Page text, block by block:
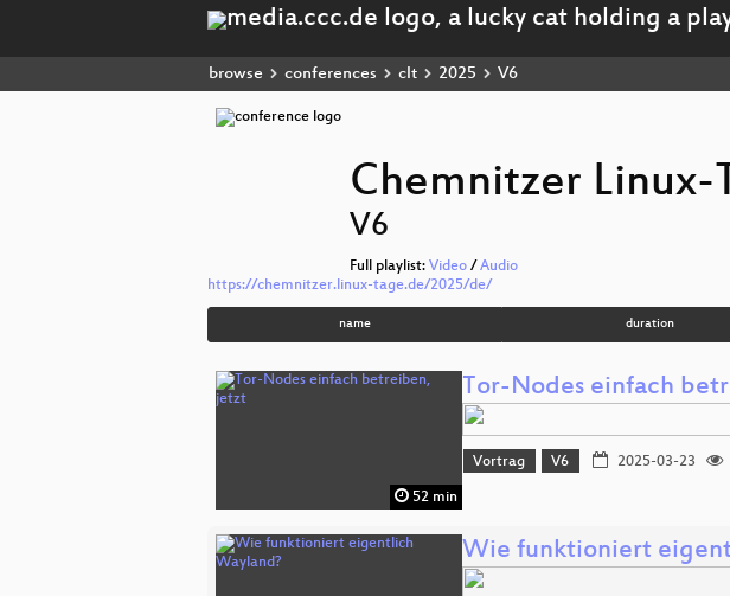
browse conferences clt 2025 V6
Chemnitzer Linux-
V6
Full playlist: Video / Audio
https://chemnitzer.linux-tage.de/2025/de/
name duration
52 min
Tor-Nodes einfach
Vortrag V6 2025-03-23
Wie funktioniert